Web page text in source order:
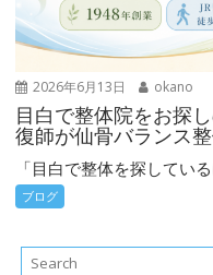
2026年6月13日 okano
目白で整体院をお探
復師が仙骨バランス
「目白で整体を探してい
ブログ